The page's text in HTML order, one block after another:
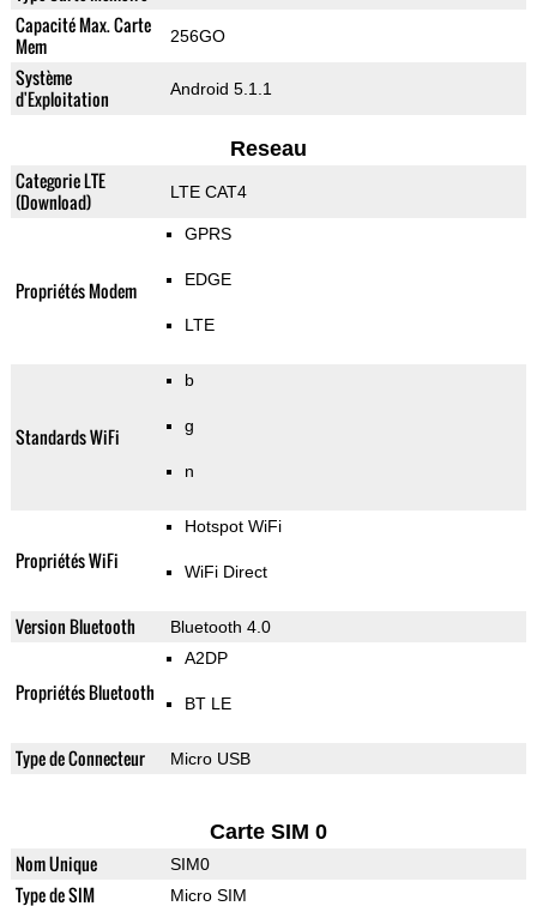
Capacité Max. Carte
Mem
256GO
Système
d'Exploitation
Android 5.1.1
Reseau
Categorie LTE
(Download)
LTE CAT4
Propriétés Modem
GPRS
EDGE
LTE
Standards WiFi
b
g
n
Propriétés WiFi
Hotspot WiFi
WiFi Direct
Version Bluetooth Bluetooth 4.0
Propriétés Bluetooth
A2DP
BT LE
Type de Connecteur Micro USB
Carte SIM 0
Nom Unique SIM0
Type de SIM Micro SIM